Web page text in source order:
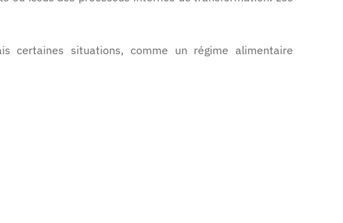
certaines situations, comme un régime alimentaire